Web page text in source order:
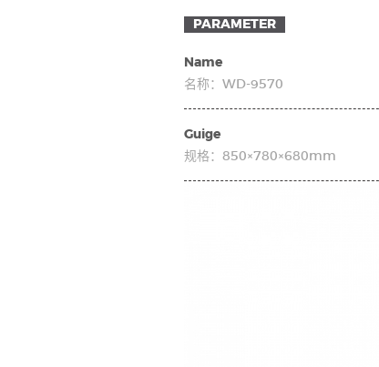
sofa
PARAMETER
Name
名称： WD-9570
Guige
规格： 850×780×680mm